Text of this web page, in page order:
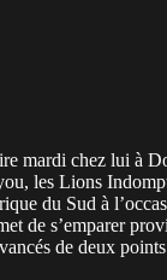
mardi chez lui à
les Lions
du Sud à
de s’emparer
de deux